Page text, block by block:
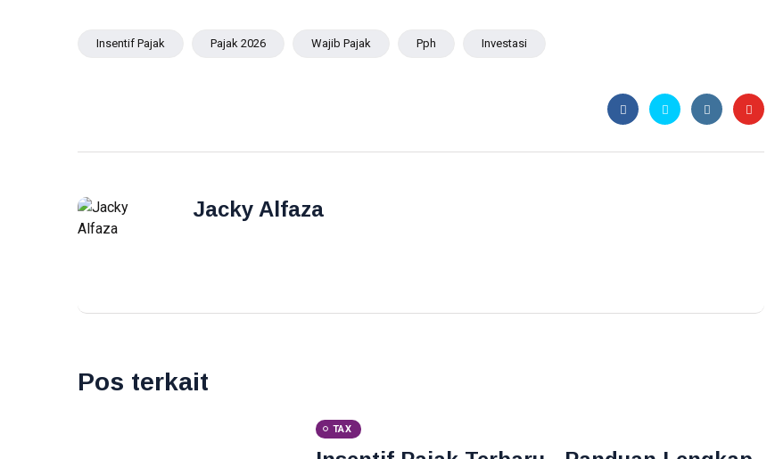
Insentif Pajak Pajak 2026 Wajib Pajak Pph Investasi
Jacky Alfaza
Pos terkait
TAX